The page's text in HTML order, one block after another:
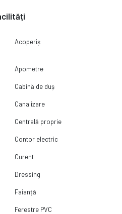
Acoperiș
Apometre
Cabină de duș
Canalizare
Centrală proprie
Contor electric
Curent
Dressing
Faianță
Ferestre PVC